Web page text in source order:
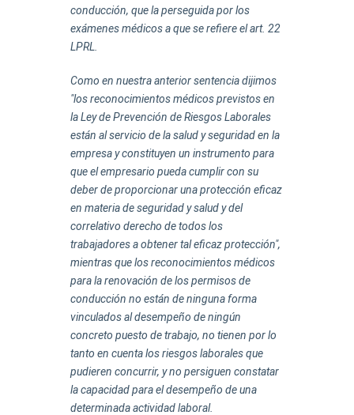
conducción, que la perseguida por los
exámenes médicos a que se refiere el art. 22
LPRL.
Como en nuestra anterior sentencia dijimos
"los reconocimientos médicos previstos en
la Ley de Prevención de Riesgos Laborales
están al servicio de la salud y seguridad en la
empresa y constituyen un instrumento para
que el empresario pueda cumplir con su
deber de proporcionar una protección eficaz
en materia de seguridad y salud y del
correlativo derecho de todos los
trabajadores a obtener tal eficaz protección",
mientras que los reconocimientos médicos
para la renovación de los permisos de
conducción no están de ninguna forma
vinculados al desempeño de ningún
concreto puesto de trabajo, no tienen por lo
tanto en cuenta los riesgos laborales que
pudieren concurrir, y no persiguen constatar
la capacidad para el desempeño de una
determinada actividad laboral.